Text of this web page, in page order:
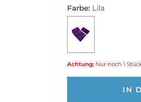
Farbe: Lila
Achtung: Nur noch 1
IN